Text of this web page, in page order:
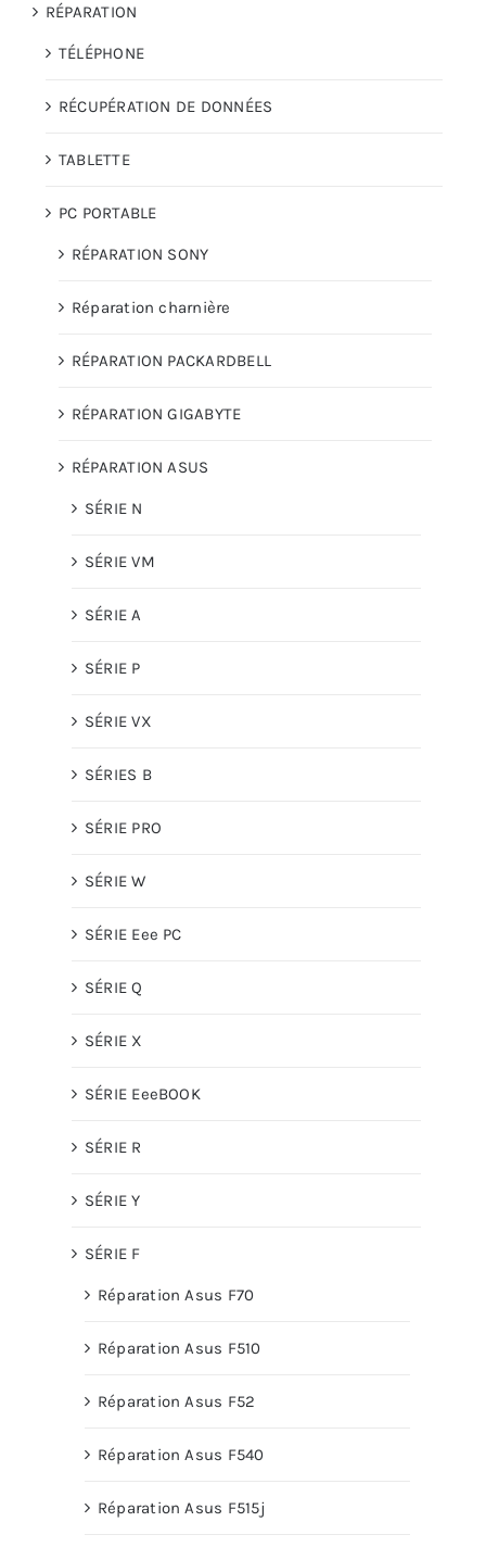
RÉPARATION
TÉLÉPHONE
RÉCUPÉRATION DE DONNÉES
TABLETTE
PC PORTABLE
RÉPARATION SONY
Réparation charnière
RÉPARATION PACKARDBELL
RÉPARATION GIGABYTE
RÉPARATION ASUS
SÉRIE N
SÉRIE VM
SÉRIE A
SÉRIE P
SÉRIE VX
SÉRIES B
SÉRIE PRO
SÉRIE W
SÉRIE Eee PC
SÉRIE Q
SÉRIE X
SÉRIE EeeBOOK
SÉRIE R
SÉRIE Y
SÉRIE F
Réparation Asus F70
Réparation Asus F510
Réparation Asus F52
Réparation Asus F540
Réparation Asus F515j